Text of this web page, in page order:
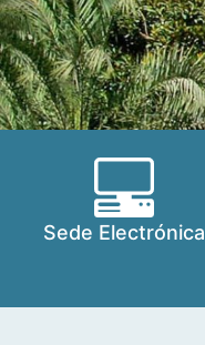
Sede Electrónica